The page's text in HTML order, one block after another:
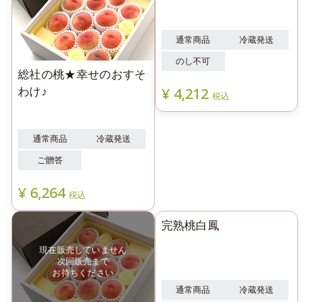
総社の桃★幸せのおすそ
わけ♪
通常商品
冷蔵発送
ご贈答
¥ 6,264 税込